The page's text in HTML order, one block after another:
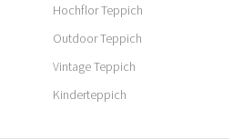
Hochflor Teppich
Outdoor Teppich
Vintage Teppich
Kinderteppich